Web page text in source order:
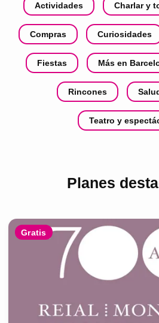
Actividades Charlar y
Compras Curiosidades
Fiestas Más en
Rincones
Teatro y
Planes
Gratis